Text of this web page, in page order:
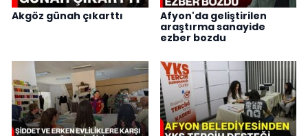
Akgöz günah çıkarttı
Afyon'da geliştirilen
araştırma sanayide
ezber bozdu